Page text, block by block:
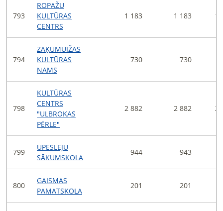
793
ROPAŽU
KULTŪRAS
CENTRS
1 183 1 183 1
794
ZAĶUMUIŽAS
KULTŪRAS
NAMS
730 730
798
KULTŪRAS
CENTRS
"ULBROKAS
PĒRLE"
2 882 2 882 2
799
UPESLEJU
SĀKUMSKOLA
944 943
800
GAISMAS
PAMATSKOLA
201 201